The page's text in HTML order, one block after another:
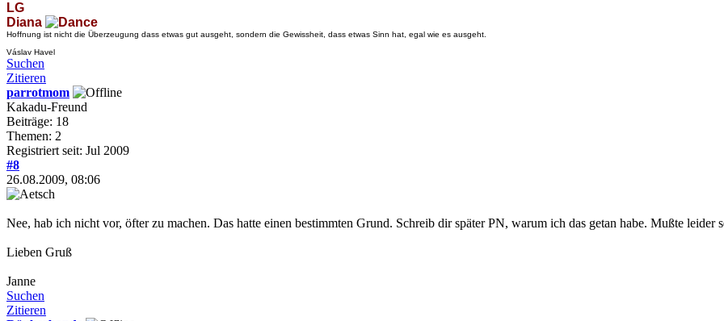
LG
Diana
Hoffnung ist nicht die Überzeugung dass etwas gut ausgeht, sondern die Gewissheit, dass etwas Sinn hat, egal wie es ausgeht.
Váslav Havel
Suchen
Zitieren
parrotmom
Kakadu-Freund
Beiträge: 18
Themen: 2
Registriert seit: Jul 2009
#8
26.08.2009, 08:06
Nee, hab ich nicht vor, öfter zu machen. Das hatte einen bestimmten Grund. Schreib dir später PN, warum ich das getan habe. Mußte leider
Lieben Gruß
Janne
Suchen
Zitieren